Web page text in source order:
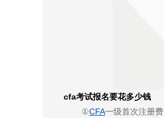
cfa考试报名要花多少钱
①CFA一级首次注册